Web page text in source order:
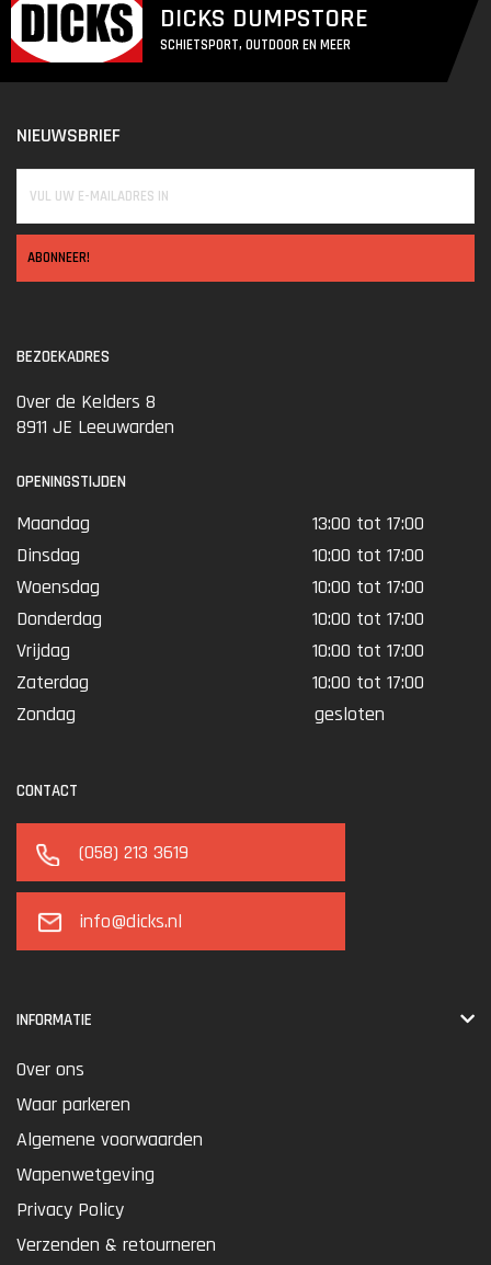
DICKS DUMPSTORE
SCHIETSPORT, OUTDOOR EN MEER
NIEUWSBRIEF
ABONNEER!
BEZOEKADRES
Over de Kelders 8
8911 JE Leeuwarden
OPENINGSTIJDEN
Maandag
13:00 tot 17:00
Dinsdag
10:00 tot 17:00
Woensdag
10:00 tot 17:00
Donderdag
10:00 tot 17:00
Vrijdag
10:00 tot 17:00
Zaterdag
10:00 tot 17:00
Zondag
gesloten
CONTACT
(058) 213 3619
info@dicks.nl
INFORMATIE
Over ons
Waar parkeren
Algemene voorwaarden
Wapenwetgeving
Privacy Policy
Verzenden & retourneren